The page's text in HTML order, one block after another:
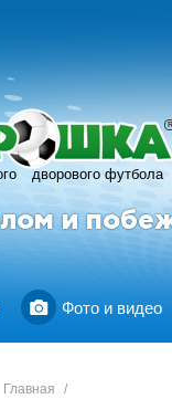
дворового футбола
R
и
Фото и видео
Главная /